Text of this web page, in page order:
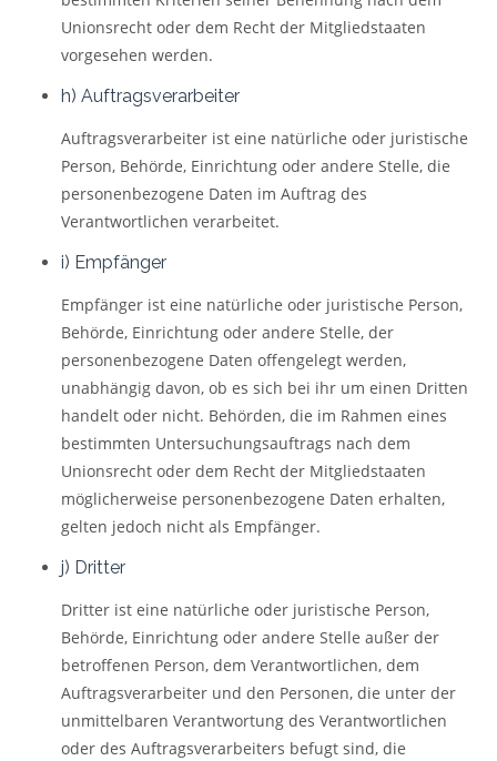
Unionsrecht oder dem Recht der Mitgliedstaaten
vorgesehen werden.
h) Auftragsverarbeiter
Auftragsverarbeiter ist eine natürliche oder juristische
Person, Behörde, Einrichtung oder andere Stelle, die
personenbezogene Daten im Auftrag des
Verantwortlichen verarbeitet.
i) Empfänger
Empfänger ist eine natürliche oder juristische Person,
Behörde, Einrichtung oder andere Stelle, der
personenbezogene Daten offengelegt werden,
unabhängig davon, ob es sich bei ihr um einen Dritten
handelt oder nicht. Behörden, die im Rahmen eines
bestimmten Untersuchungsauftrags nach dem
Unionsrecht oder dem Recht der Mitgliedstaaten
möglicherweise personenbezogene Daten erhalten,
gelten jedoch nicht als Empfänger.
j) Dritter
Dritter ist eine natürliche oder juristische Person,
Behörde, Einrichtung oder andere Stelle außer der
betroffenen Person, dem Verantwortlichen, dem
Auftragsverarbeiter und den Personen, die unter der
unmittelbaren Verantwortung des Verantwortlichen
oder des Auftragsverarbeiters befugt sind, die